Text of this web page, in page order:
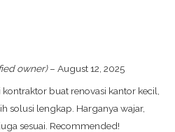
owner) – August 12, 2025
buat renovasi kantor kecil,
solusi lengkap. Harganya wajar,
sesuai. Recommended!